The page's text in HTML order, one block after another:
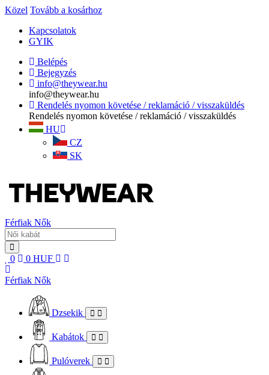
Közel Tovább a kosárhoz
Kapcsolatok
GYIK
Belépés
Bejegyzés
info@theywear.hu
info@theywear.hu
Rendelés nyomon követése / reklamáció / visszaküldés
Rendelés nyomon követése / reklamáció / visszaküldés
HU
CZ
SK
Férfiak Nők
0 0 HUF
Férfiak Nők
Dzsekik
Kabátok
Pulóverek